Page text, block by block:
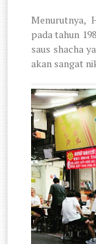
Menurutnya,
pada tahun
saus shacha
akan sangat